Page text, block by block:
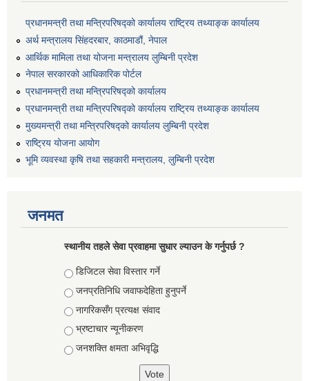
प्रधानमन्त्री तथा मन्त्रिपरिषद्को कार्यालय राष्ट्रिय तथ्याङ्क कार्यालय
अर्थ मन्त्रालय सिंहदरबार, काठमाडौं, नेपाल
आर्थिक मामिला तथा योजना मन्त्रालय लुम्बिनी प्रदेश
नेपाल सरकारको आधिकारिक पोर्टल
प्रधानमन्त्री तथा मन्त्रिपरिषद्को कार्यालय
प्रधानमन्त्री तथा मन्त्रिपरिषद्को कार्यालय राष्ट्रिय तथ्याङ्क कार्यालय
मुख्यमन्त्री तथा मन्त्रिपरिषद्को कार्यालय लुम्बिनी प्रदेश
राष्ट्रिय योजना आयोग
भूमि व्यवस्था कृषि तथा सहकारी मन्त्रालय, लुम्बिनी प्रदेश
जनमत
स्थानीय तहले सेवा प्रवाहमा सुधार ल्याउन के गर्नुपर्छ ?
Choices
डिजिटल सेवा विस्तार गर्ने
जनप्रतिनिधि जवाफदेहिता हुनुपर्ने
नागरिकसँग प्रत्यक्ष संवाद
भ्रष्टाचार न्यूनीकरण
जनशक्ति क्षमता अभिवृद्धि